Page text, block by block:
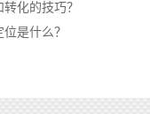
化的技巧？
是什么？